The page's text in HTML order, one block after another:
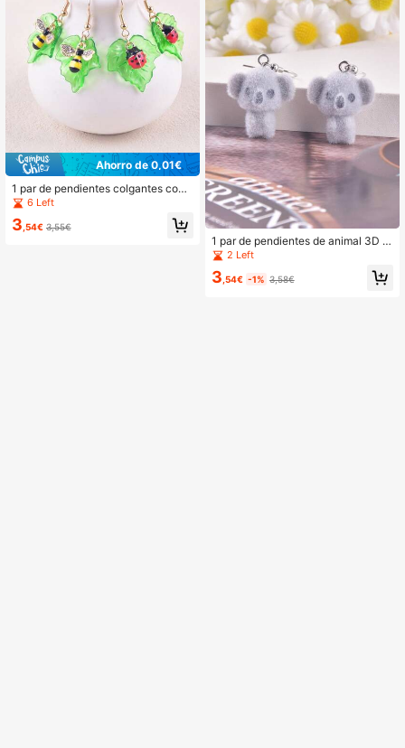
Ahorro de 0,01€
1 par de pendientes colgantes con
diseño de hojas, insectos, mariquita
o, accesorios de joyería para fiestas
6 Left
3 ,54€ 3,55€
1 par de pendientes de animal 3D d
e peluche lindo de koala, joyería de
2 Left
3 ,54€ -1% 3,58€